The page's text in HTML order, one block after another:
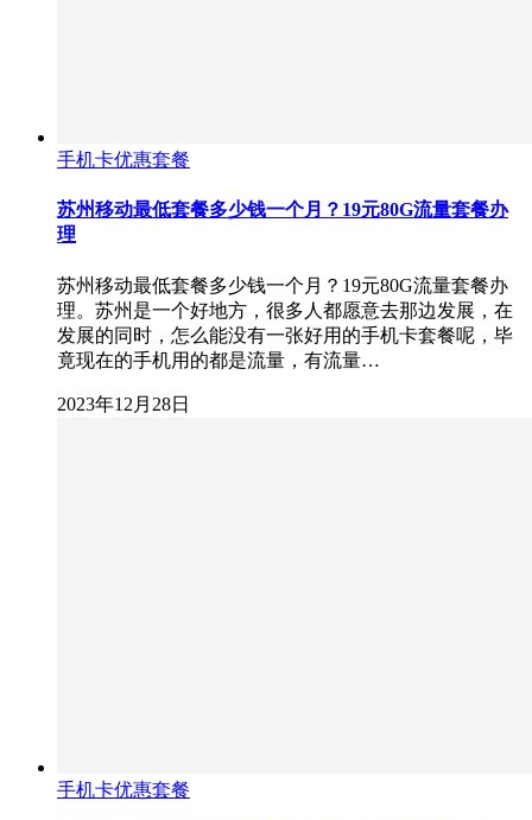
手机卡优惠套餐
苏州移动最低套餐多少钱一个月？19元80G流量套餐办
理
苏州移动最低套餐多少钱一个月？19元80G流量套餐办
理。苏州是一个好地方，很多人都愿意去那边发展，在
发展的同时，怎么能没有一张好用的手机卡套餐呢，毕
竟现在的手机用的都是流量，有流量…
2023年12月28日
手机卡优惠套餐